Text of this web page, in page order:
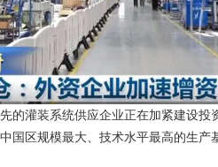
灌装系统供应企业正在加紧建设投
国区规模最大、技术水平最高的生产